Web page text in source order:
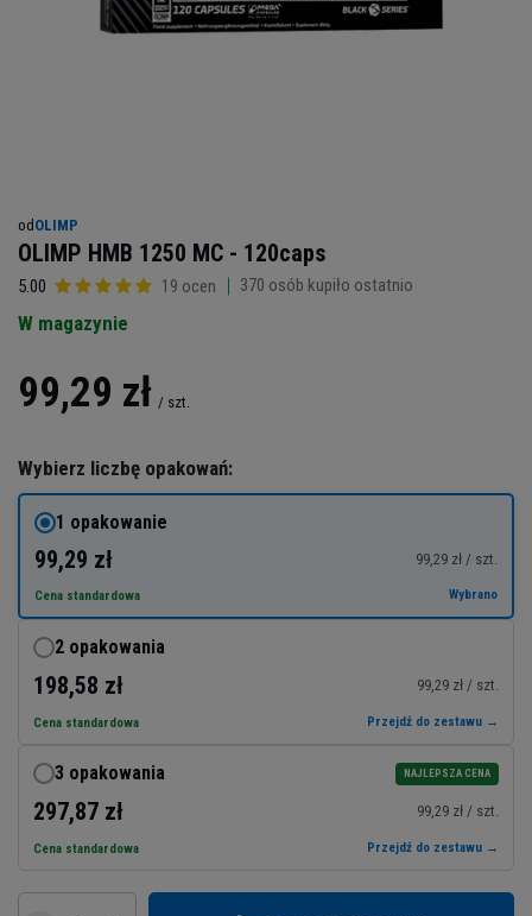
od OLIMP
OLIMP HMB 1250 MC - 120caps
5.00 19 ocen 370 osób kupiło ostatnio
W magazynie
99,29 zł / szt.
Wybierz liczbę opakowań:
1 opakowanie
99,29 zł 99,29 zł / szt.
Cena standardowa Wybrano
2 opakowania
198,58 zł 99,29 zł / szt.
Cena standardowa Przejdź do zestawu →
NAJLEPSZA CENA
3 opakowania
297,87 zł 99,29 zł / szt.
Cena standardowa Przejdź do zestawu →